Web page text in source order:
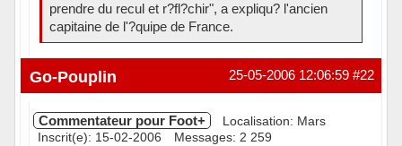
prendre du recul et r?fl?chir", a expliqu? l'ancien
capitaine de l'?quipe de France.
Hors ligne #22
25-05-2006 12:06:59
Go-Pouplin
Commentateur pour Foot+
Localisation: Mars
Inscrit(e): 15-02-2006
Messages: 2 259